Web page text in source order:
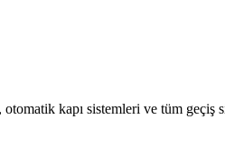
kapı sistemleri ve tüm geçiş